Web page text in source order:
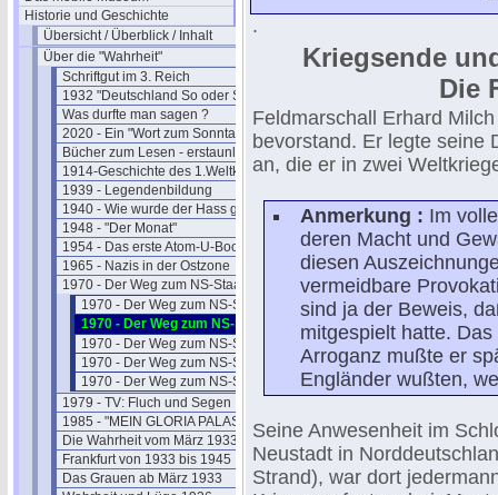
Historie und Geschichte
Übersicht / Überblick / Inhalt
Über die "Wahrheit"
Schriftgut im 3. Reich
1932 "Deutschland So oder So"
Was durfte man sagen ?
2020 - Ein "Wort zum Sonntag"
Bücher zum Lesen - erstaunlich
1914-Geschichte des 1.Weltkriegs
1939 - Legendenbildung
1940 - Wie wurde der Hass geschürt ?
1948 - "Der Monat"
1954 - Das erste Atom-U-Boot
1965 - Nazis in der Ostzone
1970 - Der Weg zum NS-Staat
1970 - Der Weg zum NS-Staat - 01
1970 - Der Weg zum NS-Staat - 02
1970 - Der Weg zum NS-Staat - 03
1970 - Der Weg zum NS-Staat - 04
1970 - Der Weg zum NS-Staat - 05
1979 - TV: Fluch und Segen
1985 - "MEIN GLORIA PALAST"
Die Wahrheit vom März 1933
Frankfurt von 1933 bis 1945
Das Grauen ab März 1933
.
Kriegsende
Die
Feldmarschall Erhard
bevorstand. Er legte seine
an, die er in zwei
Anmerkung : Im
deren Macht und
diesen
vermeidbare
sind ja der Beweis,
mitgespielt hatte.
Arroganz mußte er
Engländer wußten,
Seine Anwesenheit im
Neustadt in
Strand), war dort